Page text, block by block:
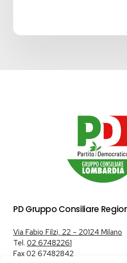
PD Gruppo Consiliare
Via Fabio Filzi, 22 – 20124 Milano
Tel. 02 67482261
Fax 02 67482842